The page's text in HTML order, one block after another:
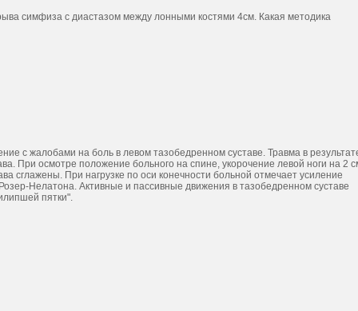
симфиза с диастазом между лонными костями 4см. Какая методика
с жалобами на боль в левом тазобедренном суставе. Травма в
При осмотре положение больного на спине, укорочение левой ноги на 2
сглажены. При нагрузке по оси конечности больной отмечает усиление
Нелатона. Активные и пассивные движения в тазобедренном суставе
пятки".